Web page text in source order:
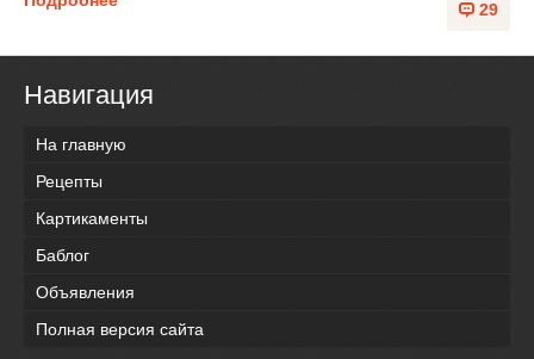
29
Навигация
На главную
Рецепты
Картикаменты
Баблог
Объявления
Полная версия сайта